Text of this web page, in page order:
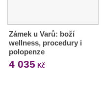
Zámek u Varů: boží
wellness, procedury i
polopenze
4 035 Kč